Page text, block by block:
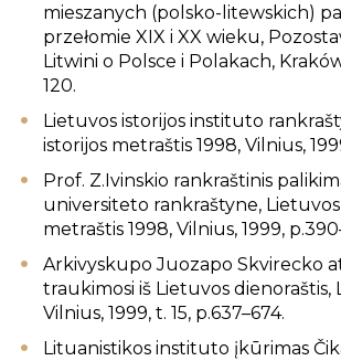
mieszanych (polsko-litewskich)
przełomie XIX i XX wieku,
Litwini o Polsce i Polakach,
120.
Lietuvos istorijos instituto
istorijos metraštis 1998, Vilnius,
Prof. Z.Ivinskio rankraštinis
universiteto rankraštyne,
metraštis 1998, Vilnius, 1999,
Arkivyskupo Juozapo Skvirecko
traukimosi iš Lietuvos dienoraštis,
Vilnius, 1999, t. 15, p.637–674.
Lituanistikos instituto įkūrimas